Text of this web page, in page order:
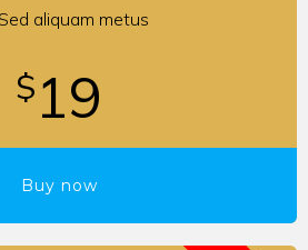
Sed aliquam metus
$19
Buy now